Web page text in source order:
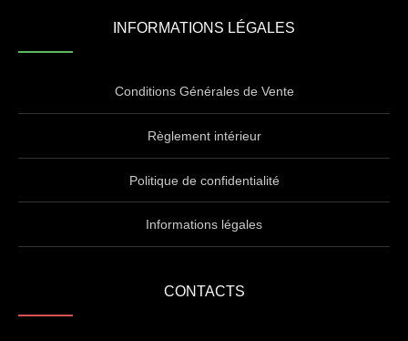
INFORMATIONS LÉGALES
Conditions Générales de Vente
Règlement intérieur
Politique de confidentialité
Informations légales
CONTACTS